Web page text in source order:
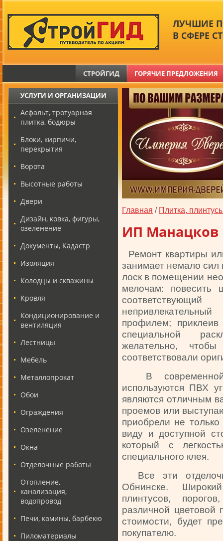
СТРОЙГИД ГОРЯЧИЕ ПРЕДЛОЖЕНИЯ
ЛУЧШИЕ
В СФЕРЕ
УСЛУГИ И ОРГАНИЗАЦИИ
Асфальт, тротуарная
плитка, бодюры
Блоки, кирпичи,
перекрытия
Ворота
Высотные работы
Двери
Дизайн, ковка, фигуры,
озеленение
Документы, Кадастр
Изоляция
Колодцы и скважины
Кровля
Кондиционирование и
вентиляция
Лестницы
Мебель
Металлопрокат
Обои
Ограждения
Озеленение
Окна
Отделочные работы
Отопление,
канализация,
водопровод
Печи, камины, барбекю
Пиломатериалы
Главная / Плитка,
ИП Манацков
Ремонт квартиры
занимает немало сил
лоск в помещении
мелочам: повесить
профилем;
специальной
желательно,
соответствовали
В современной
используются ПВХ
являются отличным
проемов или
приобрели не
виду и доступной
который с
специального клея.
Все эти
Обнинске.
плинтусов,
различной цветовой
стоимости, будет
покупателю.